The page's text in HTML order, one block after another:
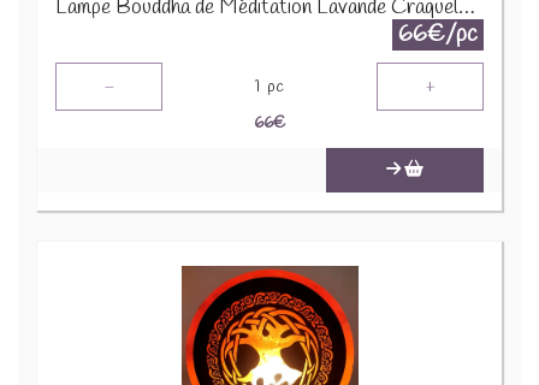
Lampe Bouddha de Méditation Lavande Craquelé - Support Ovale FGLamp-08
66€/pc
- 1 pc +
66€